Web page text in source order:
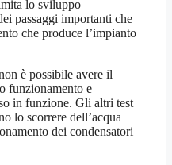
lo sviluppo
passaggi importanti che
che produce l’impianto
è possibile avere il
funzionamento e
in funzione. Gli altri test
lo scorrere dell’acqua
dei condensatori